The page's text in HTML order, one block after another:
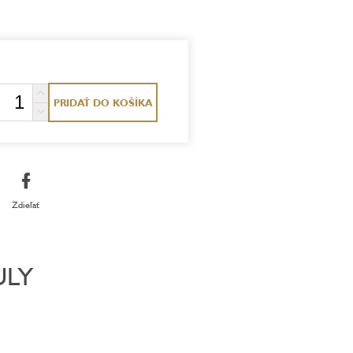
PRIDAŤ DO KOŠÍKA
Zdieľať